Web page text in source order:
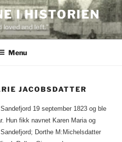
I HISTORIEN
loved and left.”
Menu
JACOBSDATTER
19 september 1823 og ble
Hun fikk navnet Karen Maria og
Dorthe M:Michelsdatter